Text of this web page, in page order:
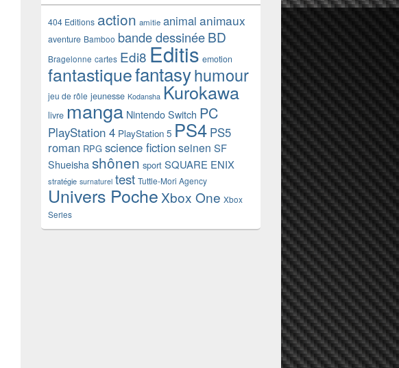
404 Editions action amitie animal animaux
aventure Bamboo bande dessinéeBD
Bragelonne cartes Edi8 Editis emotion
fantastiquefantasyhumour
jeu de rôle jeunesse Kodansha Kurokawa
livre manga Nintendo Switch PC
PlayStation 4 PlayStation 5 PS4 PS5
roman RPG science fictionseinen SF
Shueisha shônen sport SQUARE ENIX
stratégie surnaturel test Tuttle-Mori Agency
Univers Poche Xbox One Xbox
Series